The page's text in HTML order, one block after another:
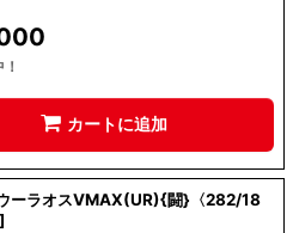
カートに追加
ーラオスVMAX(UR){闘}〈282/18